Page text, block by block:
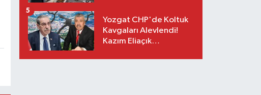
Yozgat CHP'de Koltuk
Kavgaları Alevlendi!
Kazım Eliaçık
5